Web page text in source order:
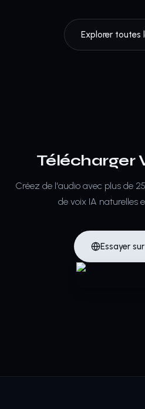
Explorer toutes
Télécharger
Créez de l'audio avec plus de
de voix IA naturelles
Essayer